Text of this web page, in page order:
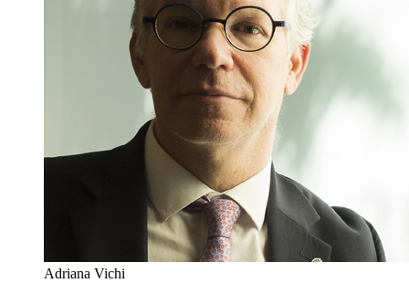
Adriana Vichi